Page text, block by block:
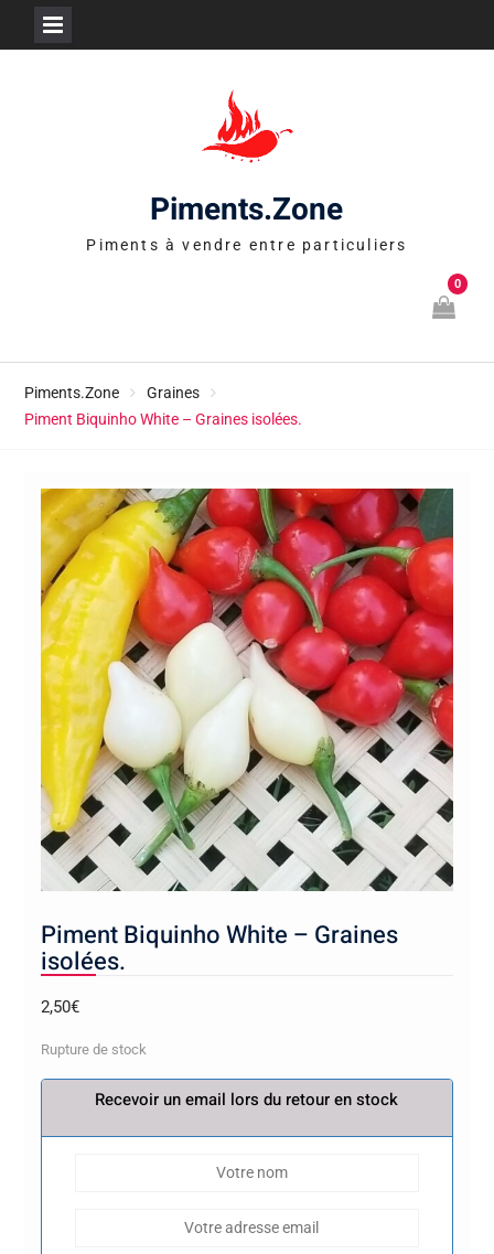
Piments.Zone
Piments à vendre entre particuliers
0
Piments.Zone
Graines
Piment Biquinho White – Graines isolées.
Piment Biquinho White – Graines
isolées.
2,50€
Rupture de stock
Recevoir un email lors du retour en stock